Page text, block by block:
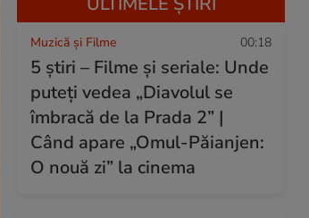
Muzică și Filme 00:18
5 știri – Filme și seriale: Unde
puteţi vedea „Diavolul se
îmbracă de la Prada 2” |
Când apare „Omul-Păianjen:
O nouă zi” la cinema